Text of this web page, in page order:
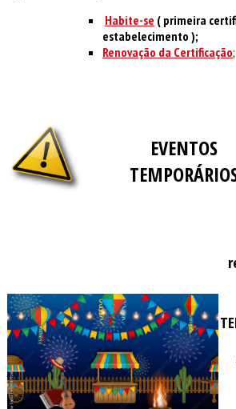
Habite-se ( primeira
estabelecimento );
Renovação da Certificação;
EVENTOS